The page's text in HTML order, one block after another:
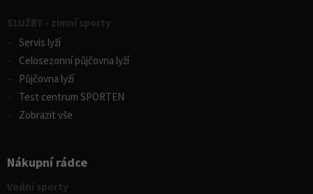
SLUŽBY - zimní sporty
Servis lyží
Celosezonní půjčovna lyží
Půjčovna lyží
Test centrum SPORTEN
Zobrazit vše
Nákupní rádce
Vodní sporty